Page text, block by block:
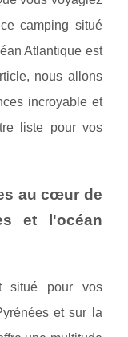
camping situé
Atlantique est
nous allons
incroyable et
liste pour vos
au cœur de
et l'océan
situé pour vos
et sur la